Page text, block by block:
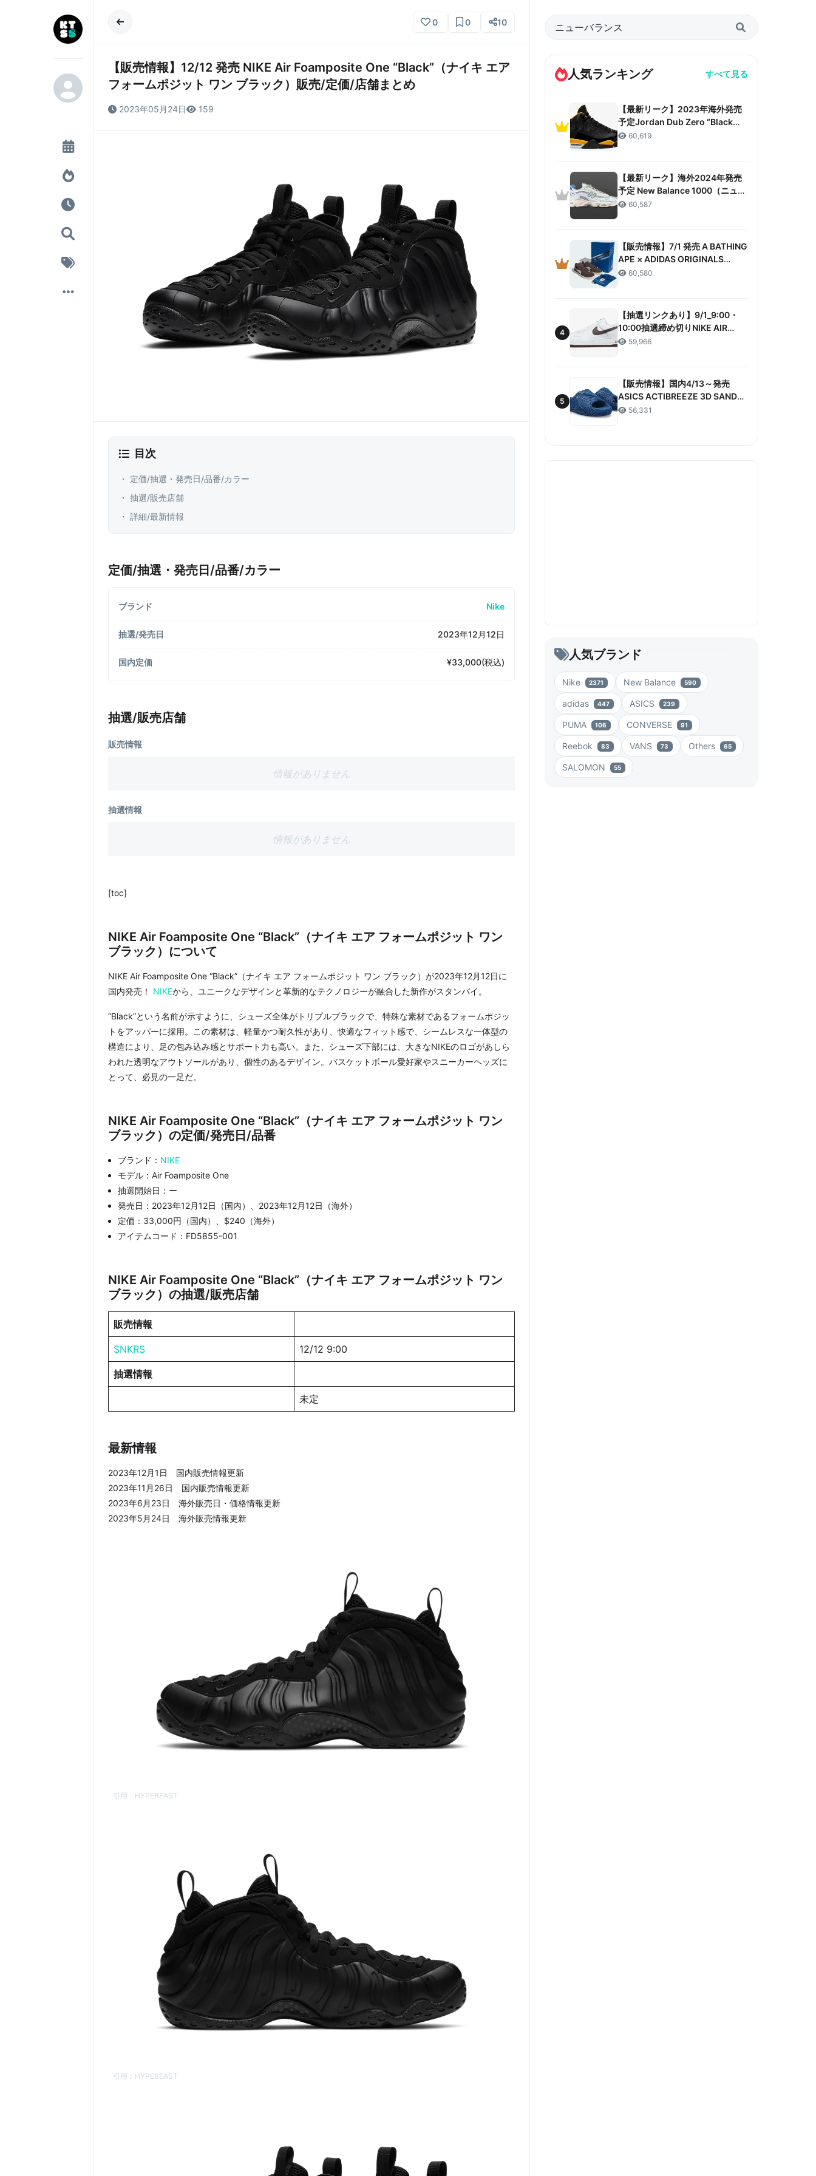
0 0 10
【販売情報】12/12 発売 NIKE Air Foamposite One “Black”（ナイキ エア
フォームポジット ワン ブラック）販売/定価/店舗まとめ
2023年05月24日 159
目次
・ 定価/抽選・発売日/品番/カラー
・ 抽選/販売店舗
・ 詳細/最新情報
定価/抽選・発売日/品番/カラー
ブランド Nike
抽選/発売日 2023年12月12日
国内定価 ¥33,000(税込)
抽選/販売店舗
販売情報
情報がありません
抽選情報
情報がありません
[toc]
NIKE Air Foamposite One “Black”（ナイキ エア フォームポジット ワン
ブラック）について
NIKE Air Foamposite One “Black”（ナイキ エア フォームポジット ワン ブラック）が2023年12月12日に
国内発売！ NIKEから、ユニークなデザインと革新的なテクノロジーが融合した新作がスタンバイ。
“Black”という名前が示すように、シューズ全体がトリプルブラックで、特殊な素材であるフォームポジッ
トをアッパーに採用。この素材は、軽量かつ耐久性があり、快適なフィット感で、シームレスな一体型の
構造により、足の包み込み感とサポート力も高い。また、シューズ下部には、大きなNIKEのロゴがあしら
われた透明なアウトソールがあり、個性のあるデザイン。バスケットボール愛好家やスニーカーヘッズに
とって、必見の一足だ。
NIKE Air Foamposite One “Black”（ナイキ エア フォームポジット ワン
ブラック）の定価/発売日/品番
ブランド： NIKE
モデル：Air Foamposite One
抽選開始日：ー
発売日：2023年12月12日（国内）、2023年12月12日（海外）
定価：33,000円（国内）、$240（海外）
アイテムコード：FD5855-001
NIKE Air Foamposite One “Black”（ナイキ エア フォームポジット ワン
ブラック）の抽選/販売店舗
販売情報
SNKRS 12/12 9:00
抽選情報
未定
最新情報
2023年12月1日 国内販売情報更新
2023年11月26日 国内販売情報更新
2023年6月23日 海外販売日・価格情報更新
2023年5月24日 海外販売情報更新
引用： HYPEBEAST
引用： HYPEBEAST
人気ランキング すべて見る
【最新リーク】2023年海外発売
予定Jordan Dub Zero “Black
Taxi”リーク情報まとめ
60,619
【最新リーク】海外2024年発売
予定 New Balance 1000（ニュー
バランス 1000）リーク情報まと
60,587
【販売情報】7/1 発売 A BATHING
APE × ADIDAS ORIGINALS
CAMPUS 80S “30TH
60,580
4
【抽選リンクあり】9/1_9:00・
10:00抽選締め切りNIKE AIR
FORCE 1 LOW RETRO COLOR
59,966
5
【販売情報】国内4/13～発売
ASICS ACTIBREEZE 3D SANDAL
“MAKO BLUE” 販売/定価/店舗ま
56,331
人気ブランド
Nike 2371 New Balance 590
adidas 447 ASICS 239
PUMA 106 CONVERSE 91
Reebok 83 VANS 73 Others 65
SALOMON 55